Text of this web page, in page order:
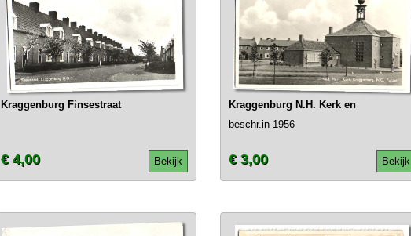
Kraggenburg Finsestraat
Bekijk
€ 4,00
Kraggenburg N.H. Kerk en
beschr.in 1956
Bekijk
€ 3,00